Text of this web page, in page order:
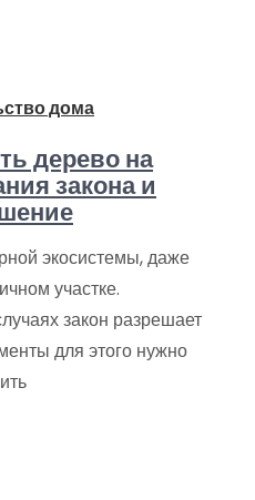
дома
дерево на
закона и
экосистемы, даже
участке.
закон разрешает
для этого нужно